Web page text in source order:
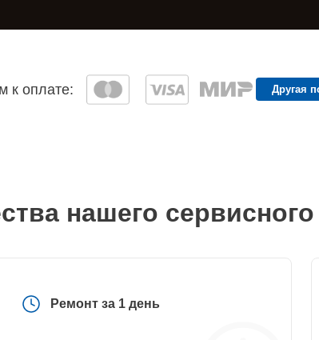
к оплате: Другая
нашего сервисного
Ремонт за 1 день